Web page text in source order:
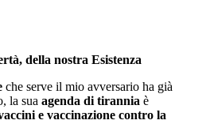
della nostra Esistenza
che serve il mio avversario ha già
la sua agenda di tirannia è
e vaccinazione contro la